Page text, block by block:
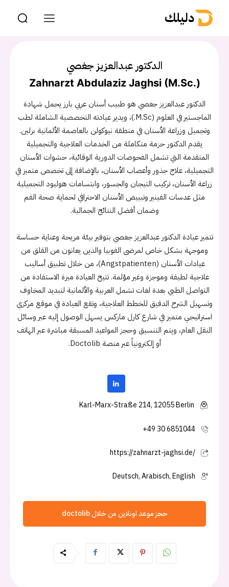
دليلك
الدكتور عبدالعزيز جغصي
Zahnarzt Abdulaziz Jaghsi (M.Sc.)
الدكتور عبدالعزيز جغصي هو طبيب أسنان عربي بارز يحمل شهادة
الماجستير في العلوم (M.Sc.)، ويدير عيادته التخصصية الشاملة لطب
وتجميل وزراعة الأسنان في منطقة نيوكولن بالعاصمة الألمانية برلين.
يقدم الدكتور حزمة متكاملة من الخدمات العلاجية والتجميلية
المتقدمة التي تشمل الفحوصات الدورية الوقائية، حشوات الأسنان
التجميلية، علاج جذور وأعصاب الأسنان، بالإضافة إلى تخصص متميز في
زراعة الأسنان، تركيب التيجان والجسور، وابتسامات هوليود التجميلية
مثل عدسات الفينير وتبييض الأسنان الاحترافي لحماية صحة الفم
وضمان أفضل النتائج الجمالية.
تتميز عيادة الدكتور عبدالعزيز جغصي بتوفير بيئة مريحة وعناية حساسة
وموجهة بشكل خاص لمرضى الفوبيا والذين يعانون من القلق من
عيادات الأسنان (Angstpatienten)، من خلال تطبيق أساليب
علاجية لطيفة وموجزة وغير مؤلمة. تتيح العيادة ميزة الاستفادة من
التواصل الطبي بعدة لغات تشمل العربية والألمانية لتبديد المخاوف
وتسهيل الشرح الدقيق للخطط العلاجية، وتقع العيادة في موقع مركزي
استراتيجي متميز في شارع كارل ماركس يسهل الوصول إليه عبر وسائل
النقل العام، ويتم التنسيق وحجز المواعيد المسبقة مباشرة عبر الهاتف
أو إلكترونياً عبر منصة Doctolib.
Karl-Marx-Straße 214, 12055 Berlin
+49 30 6851044
https://zahnarzt-jaghsi.de/
Deutsch, Arabisch, English
حجز موعد اونلاين من خلال doctolib